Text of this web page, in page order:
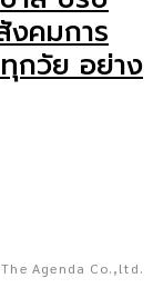
งคมการ
กวัย อย่าง
Agenda Co.,ltd.